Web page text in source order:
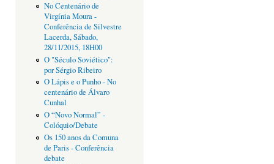
No Centenário de
Virgínia Moura -
Conferência de Silvestre
Lacerda, Sábado,
28/11/2015, 18H00
O "Século Soviético":
por Sérgio Ribeiro
O Lápis e o Punho - No
centenário de Álvaro
Cunhal
O “Novo Normal” -
Colóquio/Debate
Os 150 anos da Comuna
de Paris - Conferência
debate